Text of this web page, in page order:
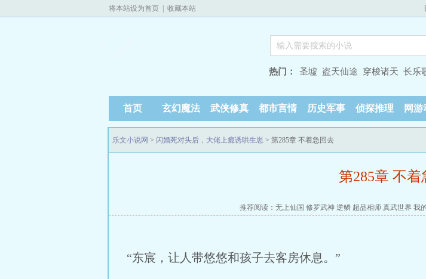
将本站设为首页 收藏本站
热门： 圣墟 盗天仙途 穿梭诸天 长乐
首页 玄幻魔法 武侠修真 都市言情 历史军事 侦探推理 网游
乐文小说网 > 闪婚死对头后，大佬上瘾诱哄生崽 > 第285章 不着急回去
第285章 不着
推荐阅读： 无上仙国 修罗武神 逆鳞 超品相师 真武世界 我
“东宸，让人带悠悠和孩子去客房休息。”